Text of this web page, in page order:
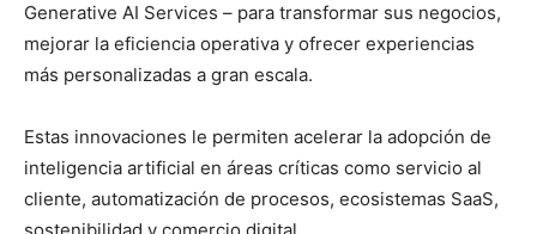
Generative AI Services – para transformar sus negocios,
mejorar la eficiencia operativa y ofrecer experiencias
más personalizadas a gran escala.
Estas innovaciones le permiten acelerar la adopción de
inteligencia artificial en áreas críticas como servicio al
cliente, automatización de procesos, ecosistemas SaaS,